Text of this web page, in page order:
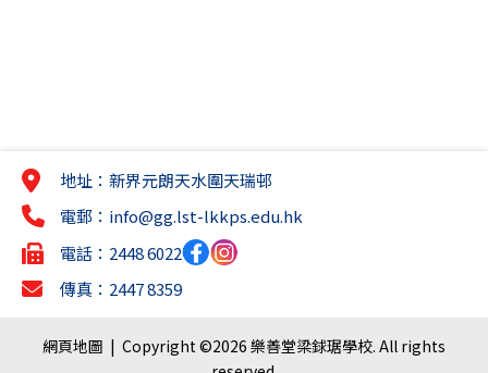
地址：新界元朗天水圍天瑞邨
電郵： info@gg.lst-lkkps.edu.hk
電話：2448 6022
傳真：2447 8359
網頁地圖 | Copyright ©2026 樂善堂梁銶琚學校. All rights